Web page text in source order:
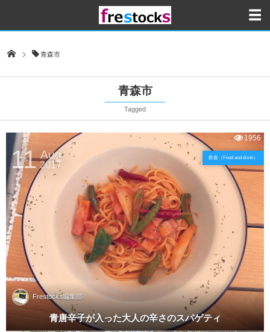
青森市
青森市
Tagged
Frestocks編集部
青唐辛子が入った大人の辛さのスパゲティ
11 Aug
2017
飲食（Food and drink）
1956